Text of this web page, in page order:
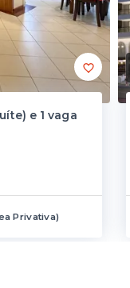
e 1 vaga
Privativa)